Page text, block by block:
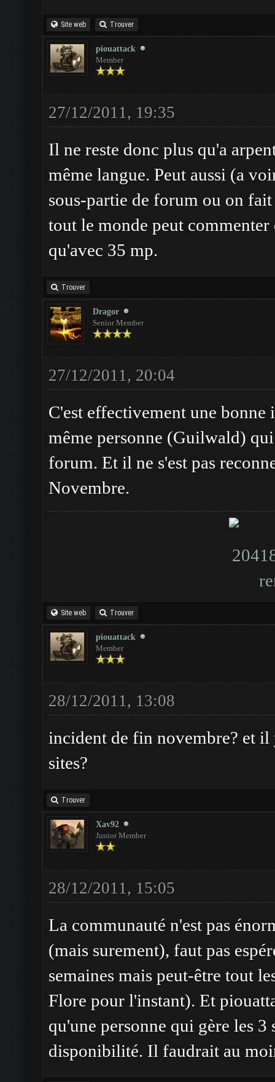
Site web Trouver
piouattack
Member
27/12/2011, 19:35
Il ne reste donc plus qu'a
même langue. Peut aussi (a
sous-partie de forum ou on
tout le monde peut
qu'avec 35 mp.
Trouver
Dragor
Senior Member
27/12/2011, 20:04
C'est effectivement une bonne
même personne (Guilwald)
forum. Et il ne s'est pas
Novembre.
Site web Trouver
piouattack
Member
28/12/2011, 13:08
incident de fin novembre? et il
sites?
Trouver
Xav92
Junior Member
28/12/2011, 15:05
La communauté n'est pas
(mais surement), faut pas
semaines mais peut-être tout
Flore pour l'instant). Et
qu'une personne qui gère les 3
disponibilité. Il faudrait au